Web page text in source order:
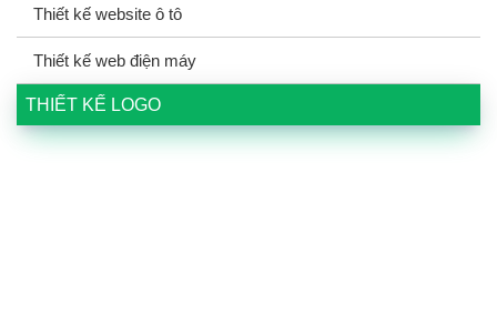
Thiết kế website ô tô
Thiết kế web điện máy
THIẾT KẾ LOGO